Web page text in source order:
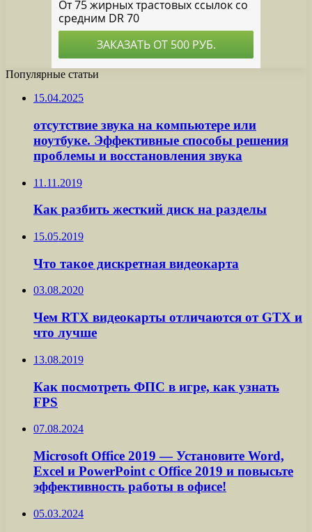
Популярные статьи
15.04.2025
отсутствие звука на компьютере или
ноутбуке. Эффективные способы решения
проблемы и восстановления звука
11.11.2019
Как разбить жесткий диск на разделы
15.05.2019
Что такое дискретная видеокарта
03.08.2020
Чем RTX видеокарты отличаются от GTX и
что лучше
13.08.2019
Как посмотреть ФПС в игре, как узнать
FPS
07.08.2024
Microsoft Office 2019 — Установите Word,
Excel и PowerPoint с Office 2019 и повысьте
эффективность работы в офисе!
05.03.2024